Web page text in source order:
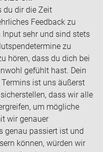
du dir die Zeit
Feedback zu
sehr und sind stets
zu
hören, dass du dich bei
gefühlt hast. Dein
ist uns äußerst
dass wir alle
um mögliche
wir genauer
genau passiert ist und
können, würden wir